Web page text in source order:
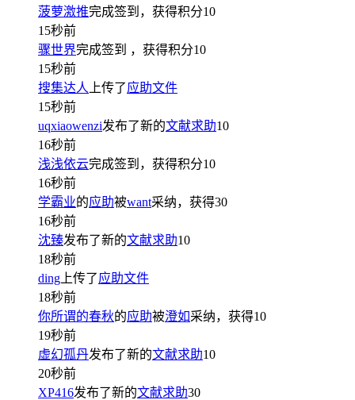
菠萝激推完成签到，获得积分10
15秒前
骤世界完成签到 ，获得积分10
15秒前
搜集达人 上传了应助文件
15秒前
uqxiaowenzi发布了新的文献求助10
16秒前
浅浅依云完成签到，获得积分10
16秒前
学霸业的应助被want采纳，获得30
16秒前
沈臻发布了新的文献求助10
18秒前
ding 上传了应助文件
18秒前
你所谓的春秋的应助被澄如采纳，获得10
19秒前
虚幻孤丹发布了新的文献求助10
20秒前
XP416发布了新的文献求助30